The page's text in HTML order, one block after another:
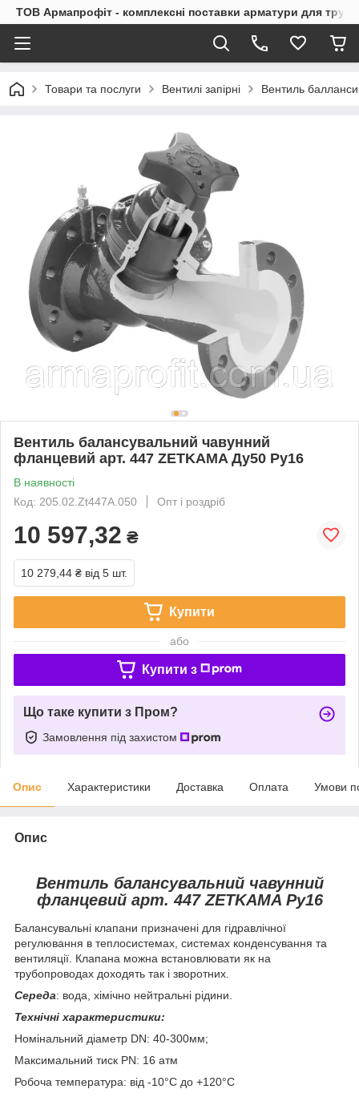
ТОВ Армапрофіт - комплексні поставки арматури для
Товари та послуги Вентилі запірні Вентиль
Вентиль балансувальний чавунний
фланцевий арт. 447 ZETKAMA Ду50 Ру16
В наявності
Код: 205.02.Zt447A.050
Опт і роздріб
10 597,32 ₴
10 279,44 ₴ від 5 шт.
Купити
або
Купити з
Що таке купити з Пром?
Замовлення під захистом
Опис Характеристики Доставка Оплата Умови
Опис
Вентиль балансувальний чавунний
фланцевий арт. 447 ZETKAMA Ру16
Балансувальні клапани призначені для гідравлічної
регулювання в теплосистемах, системах конденсування та
вентиляції. Клапана можна встановлювати як на
трубопроводах доходять так і зворотних.
Середа: вода, хімічно нейтральні рідини.
Технічні характеристики:
Номінальний діаметр DN: 40-300мм;
Максимальний тиск PN: 16 атм
Робоча температура: від -10°С до +120°С